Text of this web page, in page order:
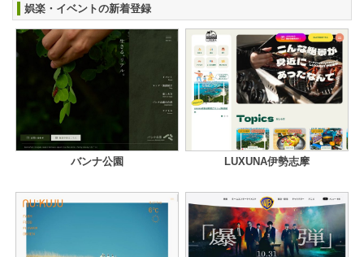
娯楽・イベントの新着登録
バンナ公園 LUXUNA伊勢志摩